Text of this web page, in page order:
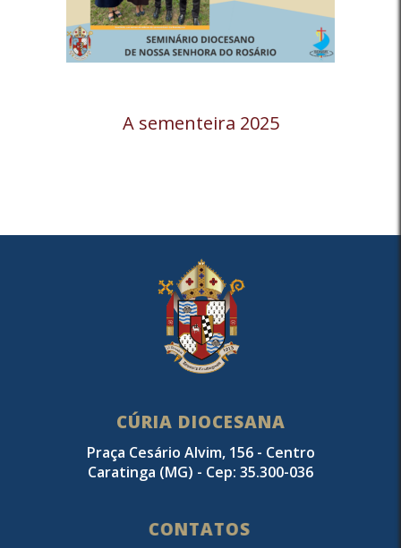
A sementeira 2025
CÚRIA DIOCESANA
Praça Cesário Alvim, 156 - Centro
Caratinga (MG) - Cep: 35.300-036
CONTATOS